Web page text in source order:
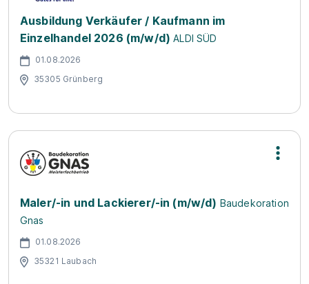
Ausbildung Verkäufer / Kaufmann im
Einzelhandel 2026 (m/w/d) ALDI SÜD
01.08.2026
35305 Grünberg
Maler/-in und Lackierer/-in (m/w/d) Baudekoration
Gnas
01.08.2026
35321 Laubach